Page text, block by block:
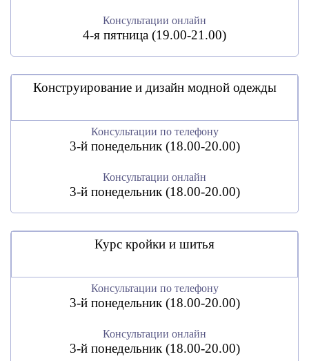
Консультации онлайн
4-я пятница (19.00-21.00)
Конструирование и дизайн модной одежды
Консультации по телефону
3-й понедельник (18.00-20.00)
Консультации онлайн
3-й понедельник (18.00-20.00)
Курс кройки и шитья
Консультации по телефону
3-й понедельник (18.00-20.00)
Консультации онлайн
3-й понедельник (18.00-20.00)